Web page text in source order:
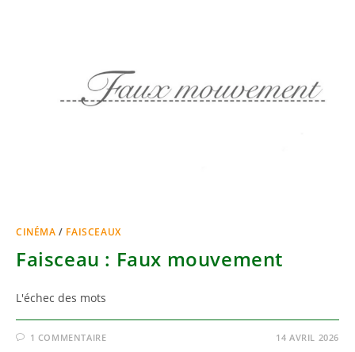
CINÉMA / FAISCEAUX
Faisceau : Faux mouvement
L'échec des mots
1 COMMENTAIRE 14 AVRIL 2026